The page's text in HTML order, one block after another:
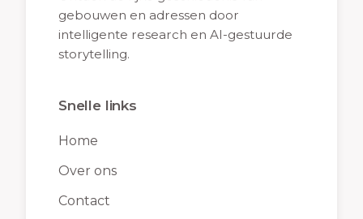
gebouwen en adressen door
intelligente research en AI-gestuurde
storytelling.
Snelle links
Home
Over ons
Contact